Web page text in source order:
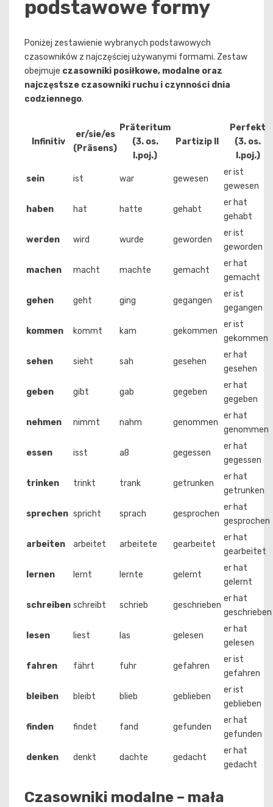
podstawowe formy
Poniżej zestawienie wybranych podstawowych
czasowników z najczęściej używanymi formami. Zestaw
obejmuje czasowniki posiłkowe, modalne oraz
najczęstsze czasowniki ruchu i czynności dnia
codziennego.
Infinitiv
er/sie/es
(Präsens)
Präteritum
(3. os.
l.poj.)
Partizip II
Perfekt
(3. os.
l.poj.)
sein ist war gewesen
er ist
gewesen
haben hat hatte gehabt
er hat
gehabt
werden wird wurde geworden
er ist
geworden
machen macht machte gemacht
er hat
gemacht
gehen geht ging gegangen
er ist
gegangen
kommen kommt kam gekommen
er ist
gekommen
sehen sieht sah gesehen
er hat
gesehen
geben gibt gab gegeben
er hat
gegeben
nehmen nimmt nahm genommen
er hat
genommen
essen isst aß gegessen
er hat
gegessen
trinken trinkt trank getrunken
er hat
getrunken
sprechen spricht sprach gesprochen
er hat
gesprochen
arbeiten arbeitet arbeitete gearbeitet
er hat
gearbeitet
lernen lernt lernte gelernt
er hat
gelernt
schreiben schreibt schrieb geschrieben
er hat
geschrieben
lesen liest las gelesen
er hat
gelesen
fahren fährt fuhr gefahren
er ist
gefahren
bleiben bleibt blieb geblieben
er ist
geblieben
finden findet fand gefunden
er hat
gefunden
denken denkt dachte gedacht
er hat
gedacht
Czasowniki modalne – mała